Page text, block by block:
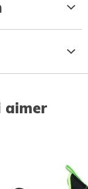
aimer